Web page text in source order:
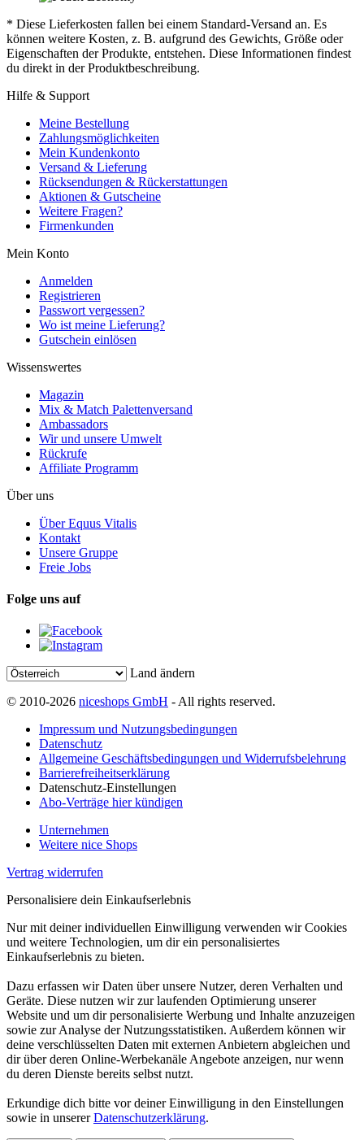
* Diese Lieferkosten fallen bei einem Standard-Versand an. Es
können weitere Kosten, z. B. aufgrund des Gewichts, Größe oder
Eigenschaften der Produkte, entstehen. Diese Informationen findest
du direkt in der Produktbeschreibung.
Hilfe & Support
Meine Bestellung
Zahlungsmöglichkeiten
Mein Kundenkonto
Versand & Lieferung
Rücksendungen & Rückerstattungen
Aktionen & Gutscheine
Weitere Fragen?
Firmenkunden
Mein Konto
Anmelden
Registrieren
Passwort vergessen?
Wo ist meine Lieferung?
Gutschein einlösen
Wissenswertes
Magazin
Mix & Match Palettenversand
Ambassadors
Wir und unsere Umwelt
Rückrufe
Affiliate Programm
Über uns
Über Equus Vitalis
Kontakt
Unsere Gruppe
Freie Jobs
Folge uns auf
Land ändern
© 2010-2026 niceshops GmbH - All rights reserved.
Impressum und Nutzungsbedingungen
Datenschutz
Allgemeine Geschäftsbedingungen und Widerrufsbelehrung
Barrierefreiheitserklärung
Datenschutz-Einstellungen
Abo-Verträge hier kündigen
Unternehmen
Weitere nice Shops
Vertrag widerrufen
Personalisiere dein Einkaufserlebnis
Nur mit deiner individuellen Einwilligung verwenden wir Cookies
und weitere Technologien, um dir ein personalisiertes
Einkaufserlebnis zu bieten.
Dazu erfassen wir Daten über unsere Nutzer, deren Verhalten und
Geräte. Diese nutzen wir zur laufenden Optimierung unserer
Website und um dir personalisierte Werbung und Inhalte anzuzeigen
sowie zur Analyse der Nutzungsstatistiken. Außerdem können wir
deine verschlüsselten Daten mit externen Anbietern abgleichen und
dir über deren Online-Werbekanäle Angebote anzeigen, nur wenn
du deren Dienste bereits selbst nutzt.
Erkundige dich bitte vor deiner Einwilligung in den Einstellungen
sowie in unsererDatenschutzerklärung.